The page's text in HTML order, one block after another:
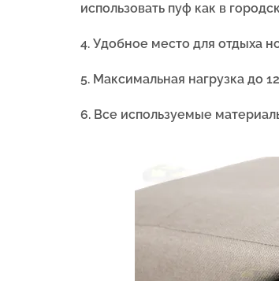
использовать пуф как в
4. Удобное место для отдыха
5. Максимальная нагрузка до
6. Все используемые